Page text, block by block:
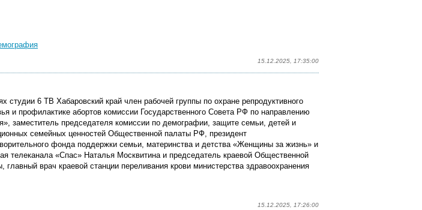
15.12.2025, 17:35:00
студии 6 ТВ Хабаровский край член рабочей группы по охране репродуктивного
и профилактике абортов комиссии Государственного Совета РФ по направлению
заместитель председателя комиссии по демографии, защите семьи, детей и
семейных ценностей Общественной палаты РФ, президент
фонда поддержки семьи, материнства и детства «Женщины за жизнь» и
телеканала «Спас» Наталья Москвитинаи председатель краевой Общественной
главный врач краевой станции переливания крови министерства здравоохранения
15.12.2025, 17:26:00